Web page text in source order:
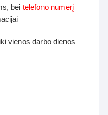
beitelefono numerį
vienos darbo dienos